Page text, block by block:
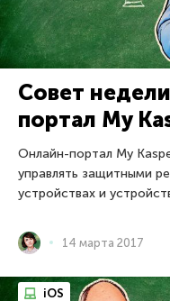
Совет
портал My
Онлайн-портал My
управлять защитными
устройствах и
14 марта 2017
iOS